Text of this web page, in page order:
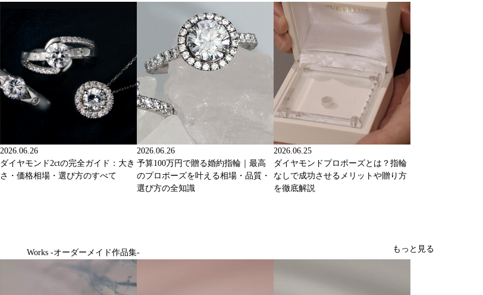
2026.06.26
ダイヤモンド2ctの完全ガイド：大き
さ・価格相場・選び方のすべて
2026.06.26
予算100万円で贈る婚約指輪｜最高
のプロポーズを叶える相場・品質・
選び方の全知識
2026.06.25
ダイヤモンドプロポーズとは？指輪
なしで成功させるメリットや贈り方
を徹底解説
Works -オーダーメイド作品集- もっと見る